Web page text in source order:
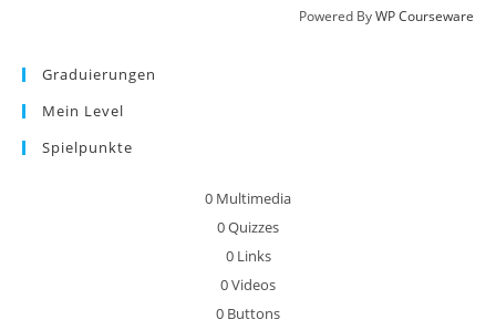
Powered ByWP Courseware
Graduierungen
Mein Level
Spielpunkte
0 Multimedia
0Quizzes
0 Links
0Videos
0 Buttons